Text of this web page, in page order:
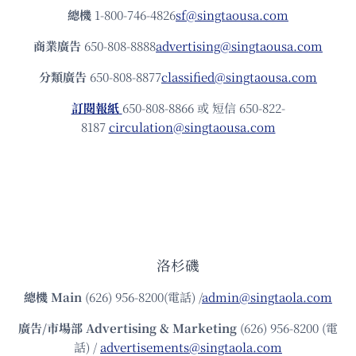
總機 1-800-746-4826sf@singtaousa.com
商業廣告 650-808-8888advertising@singtaousa.com
分類廣告 650-808-8877classified@singtaousa.com
訂閱報紙 650-808-8866 或 短信 650-822-
8187circulation@singtaousa.com
洛杉磯
總機Main (626) 956-8200(電話) /admin@singtaola.com
廣告/市場部Advertising & Marketing (626) 956-8200 (電
話) /advertisements@singtaola.com